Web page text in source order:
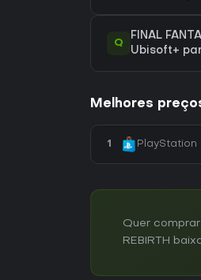
Q
FINAL
Ubisoft+
Melhores
1 PlayStation
Quer comprar
REBIRTH